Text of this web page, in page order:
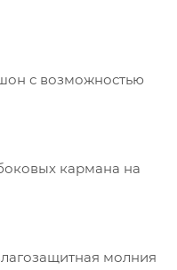
с возможностью
кармана на
молния